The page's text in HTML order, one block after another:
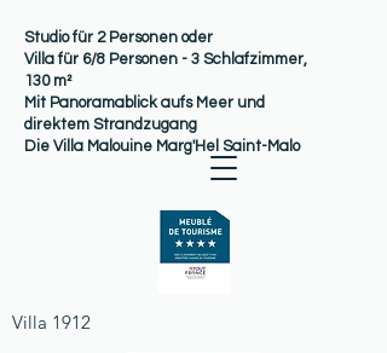
Studio für 2 Personen oder
Villa für 6/8 Personen - 3 Schlafzimmer,
130 m²
Mit Panoramablick aufs Meer und
direktem Strandzugang
Die Villa Malouine Marg'Hel Saint-Malo
Villa 1912